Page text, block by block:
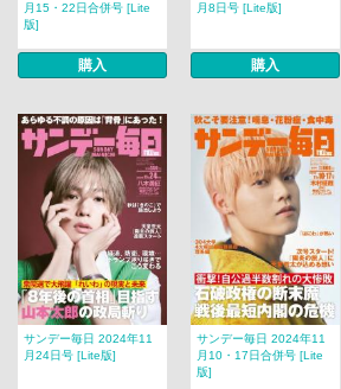
月15・22日合併号 [Lite
版]
購入
月8日号 [Lite版]
購入
サンデー毎日 2024年11
月24日号 [Lite版]
サンデー毎日 2024年11
月10・17日合併号 [Lite
版]